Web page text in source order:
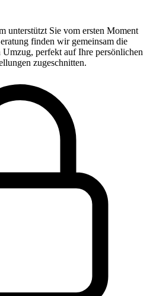
unterstützt Sie vom ersten Moment
finden wir gemeinsam die
perfekt auf Ihre persönlichen
zugeschnitten.